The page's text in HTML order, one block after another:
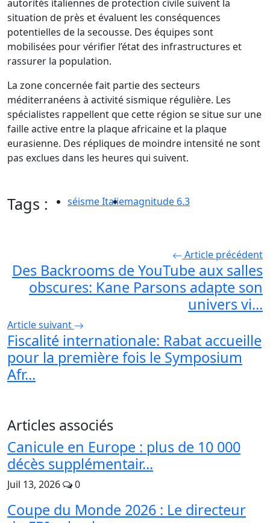
autorités italiennes de protection civile suivent la
situation de près et évaluent les conséquences
potentielles de la secousse. Des équipes sont
mobilisées pour vérifier l’état des infrastructures et
rassurer la population.
La zone concernée fait partie des secteurs
méditerranéens à activité sismique régulière. Les
spécialistes rappellent que cette région se situe sur une
faille active entre la plaque africaine et la plaque
eurasienne. Des répliques de moindre intensité ne sont
pas exclues dans les heures qui suivent.
Tags : séisme Italiemagnitude 6.3
Article précédent
Des Backrooms de YouTube aux salles
obscures: Kane Parsons adapte son
univers vi...
Article suivant
Fiscalité internationale: Rabat accueille
pour la première fois le Symposium
Afr...
Articles associés
Canicule en Europe : plus de 10 000
décès supplémentair...
Juil 13, 2026 0
Coupe du Monde 2026 : Le directeur